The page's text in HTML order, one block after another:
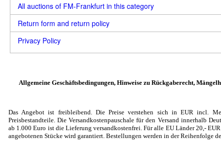
All auctions of FM-Frankfurt in this category
Return form and return policy
Privacy Policy
Allgemeine Geschäftsbedingungen, Hinweise zu Rückgaberecht,
Das Angebot ist freibleibend. Die Preise verstehen sich in EUR incl.
Preisbestandteile. Die Versandkostenpauschale für den Versand innerhalb
ab 1.000 Euro ist die Lieferung versandkostenfrei. Für alle EU Länder 20,-
angebotenen Stücke wird garantiert. Bestellungen werden in der Reihenfolge